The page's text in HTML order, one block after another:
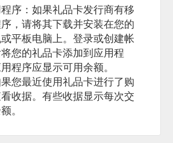
序：如果礼品卡发行商有移
，请将其下载并安装在您的
平板电脑上。登录或创建帐
您的礼品卡添加到应用程
程序应显示可用余额。
您最近使用礼品卡进行了购
收据。有些收据显示每次交
。